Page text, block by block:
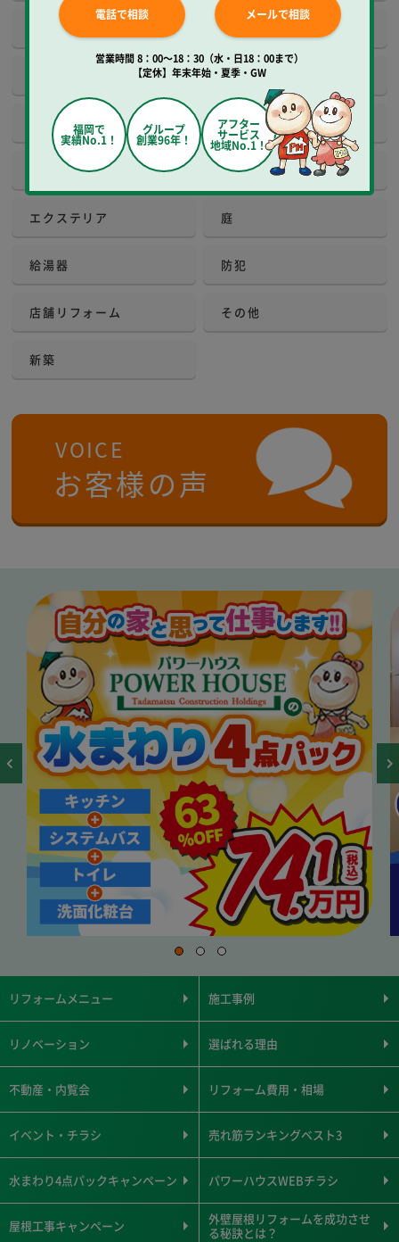
壁工事 壁紙クロス
床工事
玄関 窓
外観・屋根 増改築
エクステリア 庭
給湯器 防犯
店舗リフォーム その他
新築
リフォームメニュー 施工事例
リノベーション 選ばれる理由
不動産・内覧会 リフォーム費用・相場
イベント・チラシ 売れ筋ランキングベスト3
水まわり4点パックキャンペーン パワーハウスWEBチラシ
屋根工事キャンペーン
外壁屋根リフォームを成功させ
る秘訣とは？
電話で相談 メールで相談
営業時間 8：00～18：30（水・日18：00まで）
【定休】年末年始・夏季・GW
福岡で
実績No.1！
グループ
創業96年！
アフター
サービス
地域No.1！